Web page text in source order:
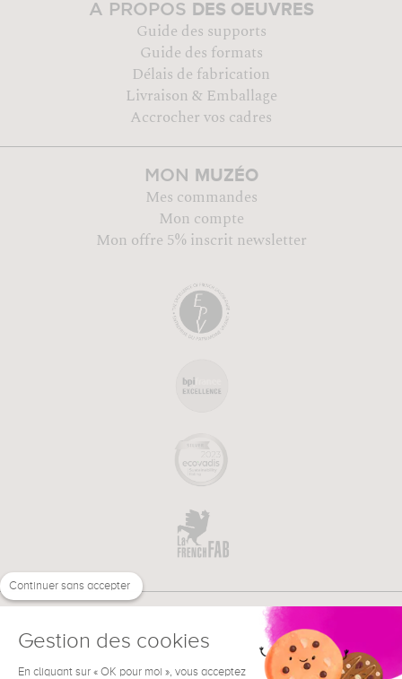
A PROPOS DES OEUVRES
Guide des supports
Guide des formats
Délais de fabrication
Livraison & Emballage
Accrocher vos cadres
MON MUZÉO
Mes commandes
Mon compte
Mon offre 5% inscrit newsletter
Continuer sans accepter
Gestion des cookies
En cliquant sur « OK pour moi », vous acceptez